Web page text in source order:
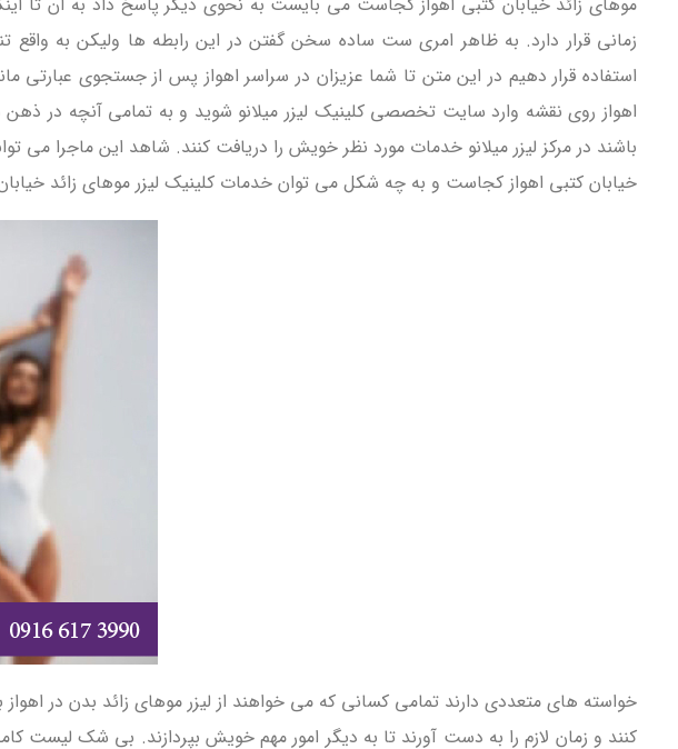
زمانی قرار دارد. به ظاهر امری ست ساده سخن گفتن در این رابطه ها ولیکن به واقع
استفاده قرار دهیم در این متن تا شما عزیزان در سراسر اهواز پس از جستجوی عبارتی
اهواز روی نقشه وارد سایت تخصصی کلینیک لیزر میلانو شوید و به تمامی آنچه در
باشند در مرکز لیزر میلانو خدمات مورد نظر خویش را دریافت کنند. شاهد این ماجرا می
خیابان کتبی اهواز کجاست و به چه شکل می توان خدمات کلینیک لیزر موهای زائد خیابان
خواسته های متعددی دارند تمامی کسانی که می خواهند از لیزر موهای زائد بدن در
کنند و زمان لازم را به دست آورند تا به دیگر امور مهم خویش بپردازند. بی شک